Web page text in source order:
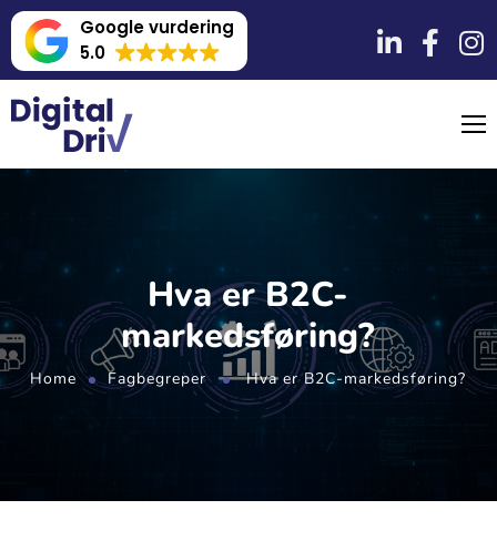
Google vurdering
5.0
Hva er B2C-
markedsføring?
Home Fagbegreper Hva er B2C-markedsføring?